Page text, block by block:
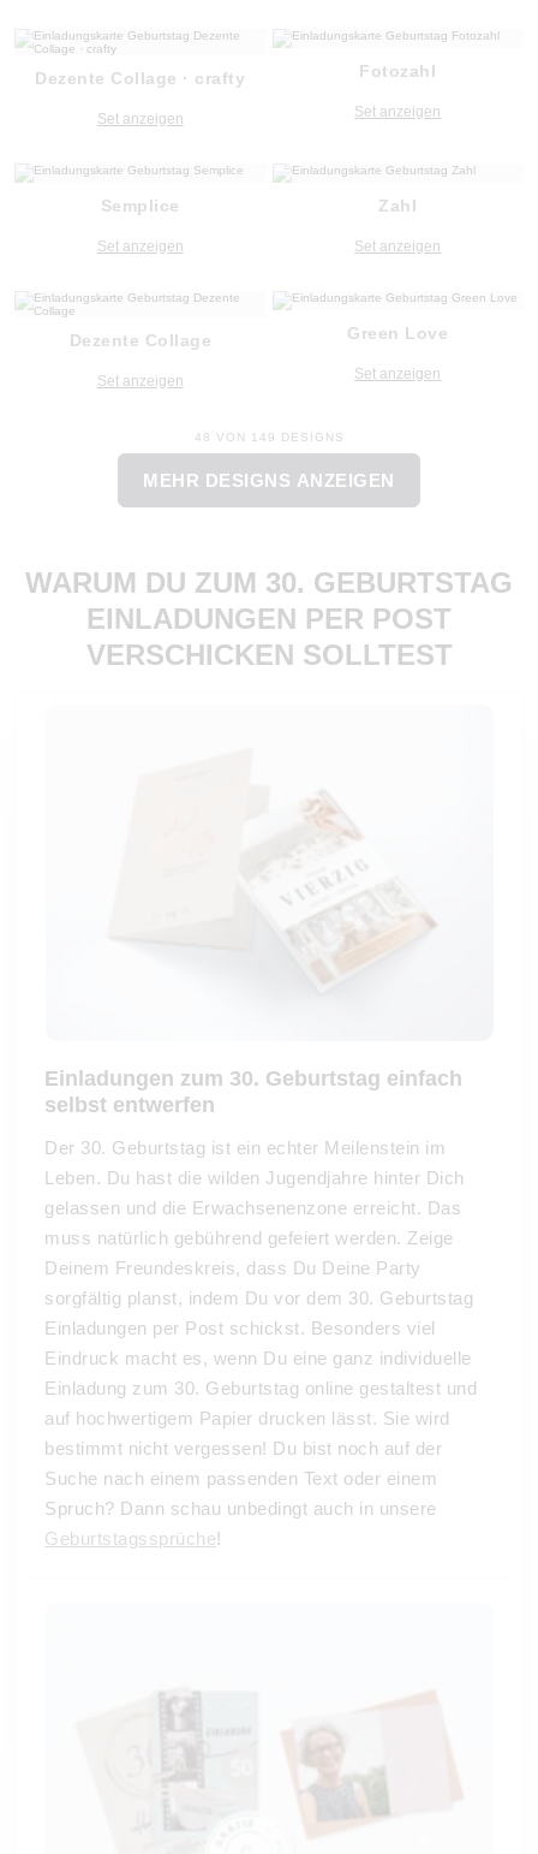
Dezente Collage · crafty
Set anzeigen
Fotozahl
Set anzeigen
Semplice
Set anzeigen
Zahl
Set anzeigen
Dezente Collage
Set anzeigen
Green Love
Set anzeigen
48 VON 149 DESIGNS
MEHR DESIGNS ANZEIGEN
WARUM DU ZUM 30. GEBURTSTAG
EINLADUNGEN PER POST
VERSCHICKEN SOLLTEST
Einladungen zum 30. Geburtstag einfach
selbst entwerfen
Der 30. Geburtstag ist ein echter Meilenstein im
Leben. Du hast die wilden Jugendjahre hinter Dich
gelassen und die Erwachsenenzone erreicht. Das
muss natürlich gebührend gefeiert werden. Zeige
Deinem Freundeskreis, dass Du Deine Party
sorgfältig planst, indem Du vor dem 30. Geburtstag
Einladungen per Post schickst. Besonders viel
Eindruck macht es, wenn Du eine ganz individuelle
Einladung zum 30. Geburtstag online gestaltest und
auf hochwertigem Papier drucken lässt. Sie wird
bestimmt nicht vergessen! Du bist noch auf der
Suche nach einem passenden Text oder einem
Spruch? Dann schau unbedingt auch in unsere
Geburtstagssprüche!